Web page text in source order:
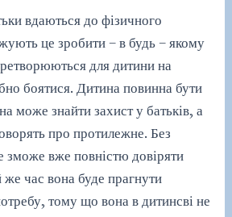
вдаються до фізичного
це зробити – в будь – якому
для дитини на
боятися. Дитина повинна бути
може знайти захист у батьків, а
про протилежне. Без
зможе вже повністю довіряти
час вона буде прагнути
тому що вона в дитинсві не